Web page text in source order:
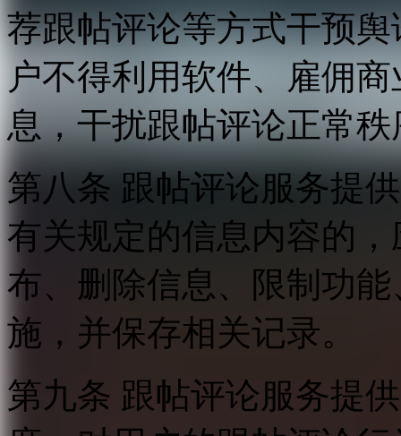
荐跟帖评论等方式干预
户不得利用软件、雇佣
息，干扰跟帖评论正常
第八条 跟帖评论服务提
有关规定的信息内容的
布、删除信息、限制功
施，并保存相关记录。
第九条 跟帖评论服务提